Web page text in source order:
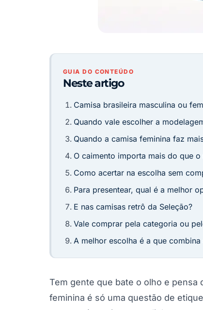
GUIA DO CONTEÚDO
Neste artigo
Camisa brasileira masculina ou
Quando vale escolher a
Quando a camisa feminina faz
O caimento importa mais do que o
Como acertar na escolha sem
Para presentear, qual é a melhor
E nas camisas retrô da Seleção?
Vale comprar pela categoria ou
A melhor escolha é a que
Tem gente que bate o olho e pensa
feminina é só uma questão de